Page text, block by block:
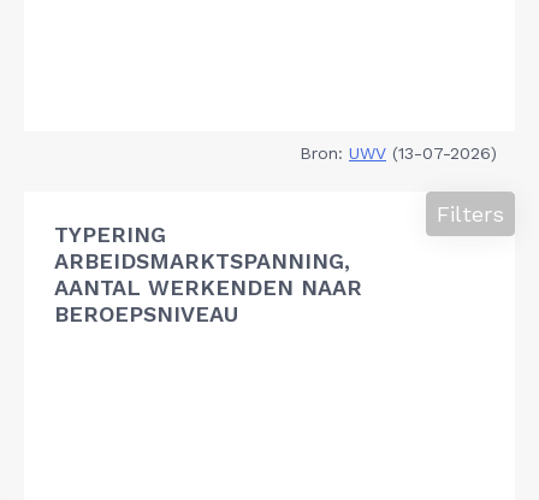
Bron: UWV (13-07-2026)
TYPERING
ARBEIDSMARKTSPANNING,
AANTAL WERKENDEN NAAR
BEROEPSNIVEAU
Filters